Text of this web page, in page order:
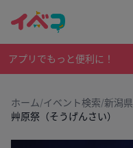
アプリでもっと便利に！
ホーム/イベント検索/新潟
艸原祭（そうげんさい）